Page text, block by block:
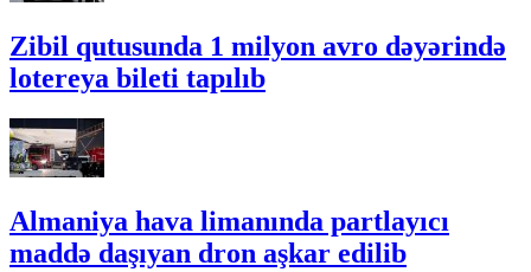
Zibil qutusunda 1 milyon avro dəyərində
lotereya bileti tapılıb
Almaniya hava limanında partlayıcı
maddə daşıyan dron aşkar edilib